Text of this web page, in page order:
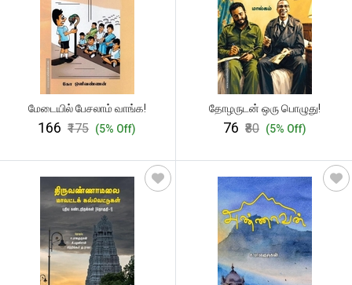
மேடையில் பேசலாம் வாங்க!
₹166 ₹175 (5% Off)
தோழருடன் ஒரு பொழுது!
₹76 ₹80 (5% Off)